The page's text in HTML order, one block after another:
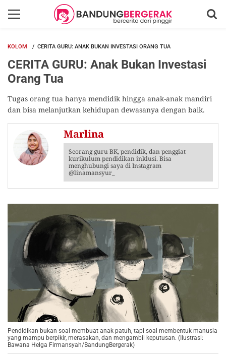
KOLOM CERITA GURU: ANAK BUKAN INVESTASI ORANG TUA
CERITA GURU: Anak Bukan Investasi
Orang Tua
Tugas orang tua hanya mendidik hingga anak-anak mandiri
dan bisa melanjutkan kehidupan dewasanya dengan baik.
Marlina
Seorang guru BK, pendidik, dan penggiat
kurikulum pendidikan inklusi. Bisa
menghubungi saya di Instagram
@linamansyur_
Pendidikan bukan soal membuat anak patuh, tapi soal membentuk manusia
yang mampu berpikir, merasakan, dan mengambil keputusan. (Ilustrasi:
Bawana Helga Firmansyah/BandungBergerak)